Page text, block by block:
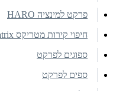
פרקט למינציה HARO
חיפוי קירות מטריקס Matrix
ספוגים לפרקט
ספים לפרקט